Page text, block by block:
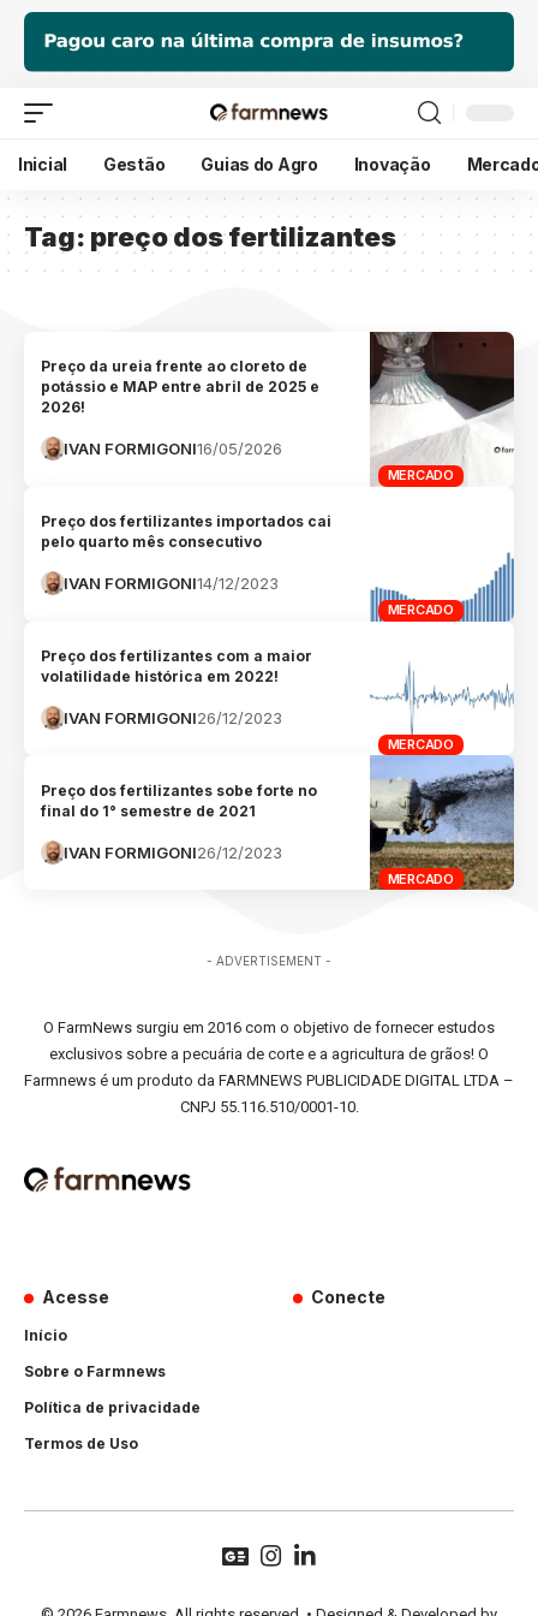
Inicial Gestão Guias do Agro Inovação
Tag: preço dos fertilizantes
MERCADO
Preço da ureia frente ao cloreto de
potássio e MAP entre abril de 2025 e
2026!
IVAN FORMIGONI16/05/2026
MERCADO
Preço dos fertilizantes importados cai
pelo quarto mês consecutivo
IVAN FORMIGONI14/12/2023
MERCADO
Preço dos fertilizantes com a maior
volatilidade histórica em 2022!
IVAN FORMIGONI26/12/2023
MERCADO
Preço dos fertilizantes sobe forte no
final do 1° semestre de 2021
IVAN FORMIGONI26/12/2023
- ADVERTISEMENT -
O FarmNews surgiu em 2016 com o objetivo de fornecer estudos
exclusivos sobre a pecuária de corte e a agricultura de grãos! O
Farmnews é um produto da FARMNEWS PUBLICIDADE DIGITAL LTDA –
CNPJ 55.116.510/0001-10.
Acesse
Início
Sobre o Farmnews
Política de privacidade
Termos de Uso
Conecte